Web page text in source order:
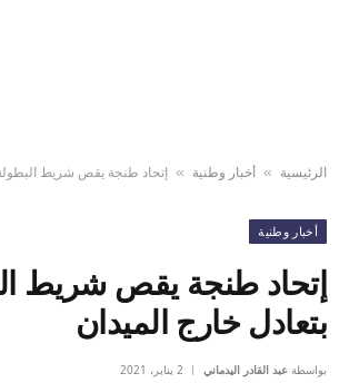
الرئيسية » أخبار وطنية » إتحاد طنجة يقص شريط
أخبار وطنية
إتحاد طنجة يقص شريط
بتعادل خارج الميدان
بواسطة عبد القادر اليدماني 2 يناير، 2021